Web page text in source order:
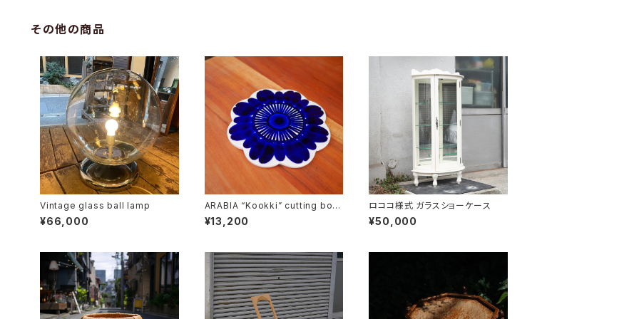
その他の商品
Vintage glass ball lamp
¥66,000
ARABIA “Kookki” cutting boar
d
¥13,200
ロココ様式 ガラスショーケース
¥50,000